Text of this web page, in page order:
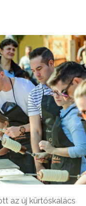
az új kürtőskalács